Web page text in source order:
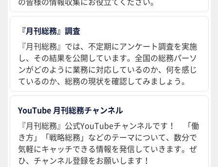
『月刊総務』調査
『月刊総務』では、不定期にアンケート調査を実施
し、その結果を公開しています。全国の総務パーソ
ンがどのように業務に対応しているのか、何を感じ
ているのか、総務の現状を確認してみましょう。
YouTube 月刊総務チャンネル
『月刊総務』公式YouTubeチャンネルです！ 「働
き方」「戦略総務」などのテーマについて、数分で
気軽にキャッチできる情報を発信していきます。ぜ
ひ、チャンネル登録をお願いします！